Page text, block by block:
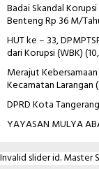
Badai Skandal
Benteng Rp 36 M/
HUT ke – 33,
dari Korupsi (WBK)
Merajut
Kecamatan Larangan
DPRD Kota
YAYASAN MULYA
Invalid slider id. Master